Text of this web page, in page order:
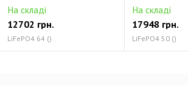
На складі
12702 грн.
LiFePO4 64 ()
На складі
17948 грн.
LiFePO4 50 ()